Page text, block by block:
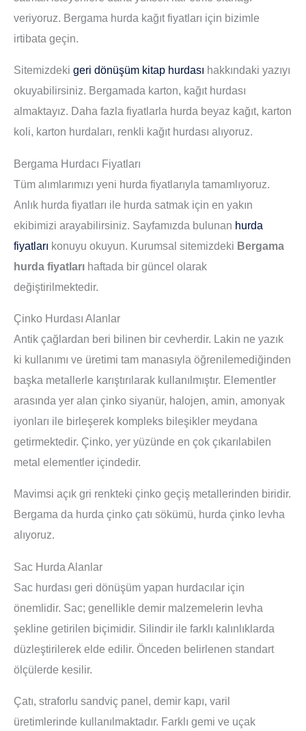
veriyoruz. Bergama hurda kağıt fiyatları için bizimle
irtibata geçin.
Sitemizdeki geri dönüşüm kitap hurdası hakkındaki yazıyı
okuyabilirsiniz. Bergamada karton, kağıt hurdası
almaktayız. Daha fazla fiyatlarla hurda beyaz kağıt, karton
koli, karton hurdaları, renkli kağıt hurdası alıyoruz.
Bergama Hurdacı Fiyatları
Tüm alımlarımızı yeni hurda fiyatlarıyla tamamlıyoruz.
Anlık hurda fiyatları ile hurda satmak için en yakın
ekibimizi arayabilirsiniz. Sayfamızda bulunan hurda
fiyatları konuyu okuyun. Kurumsal sitemizdeki Bergama
hurda fiyatları haftada bir güncel olarak
değiştirilmektedir.
Çinko Hurdası Alanlar
Antik çağlardan beri bilinen bir cevherdir. Lakin ne yazık
ki kullanımı ve üretimi tam manasıyla öğrenilemediğinden
başka metallerle karıştırılarak kullanılmıştır. Elementler
arasında yer alan çinko siyanür, halojen, amin, amonyak
iyonları ile birleşerek kompleks bileşikler meydana
getirmektedir. Çinko, yer yüzünde en çok çıkarılabilen
metal elementler içindedir.
Mavimsi açık gri renkteki çinko geçiş metallerinden biridir.
Bergama da hurda çinko çatı sökümü, hurda çinko levha
alıyoruz.
Sac Hurda Alanlar
Sac hurdası geri dönüşüm yapan hurdacılar için
önemlidir. Sac; genellikle demir malzemelerin levha
şekline getirilen biçimidir. Silindir ile farklı kalınlıklarda
düzleştirilerek elde edilir. Önceden belirlenen standart
ölçülerde kesilir.
Çatı, straforlu sandviç panel, demir kapı, varil
üretimlerinde kullanılmaktadır. Farklı gemi ve uçak